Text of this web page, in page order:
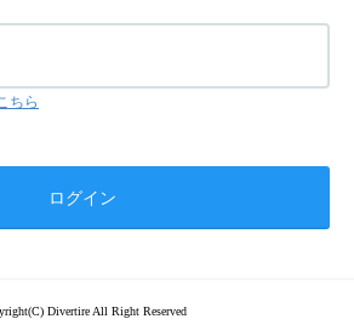
ちら
Divertire All Right Reserved